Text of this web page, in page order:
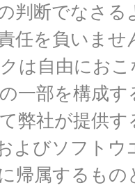
判断でなさ
任を負いませ
は自由にお
一部を構成
弊社が提供
よびソフト
帰属するも